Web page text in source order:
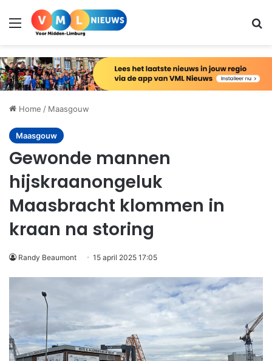
Menu
Home / Maasgouw
Maasgouw
Gewonde mannen
hijskraanongeluk
Maasbracht klommen in
kraan na storing
Randy Beaumont 15 april 2025 17:05